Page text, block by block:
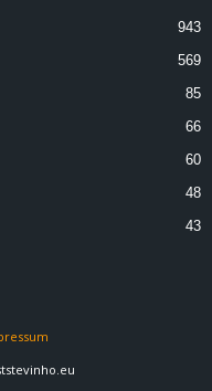
943
569
85
66
60
48
43